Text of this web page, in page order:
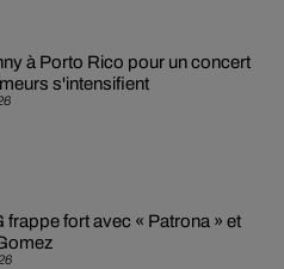
à Porto Rico pour un concert
s'intensifient
frappe fort avec « Patrona » et